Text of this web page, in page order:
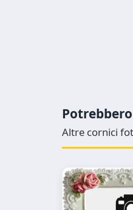
Altre cornici